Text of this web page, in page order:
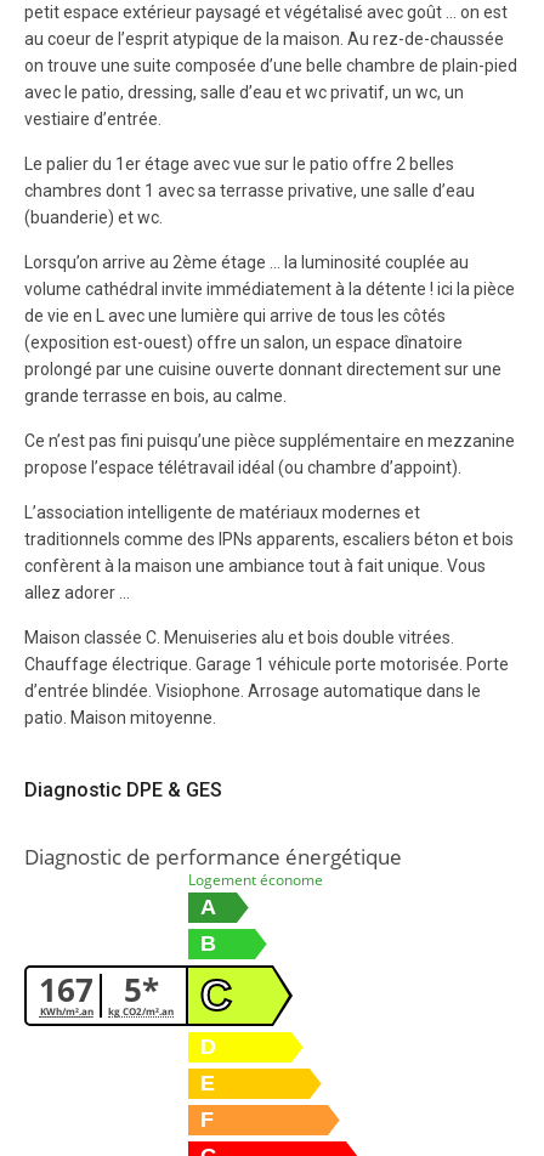
petit espace extérieur paysagé et végétalisé avec goût … on est
au coeur de l’esprit atypique de la maison. Au rez-de-chaussée
on trouve une suite composée d’une belle chambre de plain-pied
avec le patio, dressing, salle d’eau et wc privatif, un wc, un
vestiaire d’entrée.
Le palier du 1er étage avec vue sur le patio offre 2 belles
chambres dont 1 avec sa terrasse privative, une salle d’eau
(buanderie) et wc.
Lorsqu’on arrive au 2ème étage … la luminosité couplée au
volume cathédral invite immédiatement à la détente ! ici la pièce
de vie en L avec une lumière qui arrive de tous les côtés
(exposition est-ouest) offre un salon, un espace dînatoire
prolongé par une cuisine ouverte donnant directement sur une
grande terrasse en bois, au calme.
Ce n’est pas fini puisqu’une pièce supplémentaire en mezzanine
propose l’espace télétravail idéal (ou chambre d’appoint).
L’association intelligente de matériaux modernes et
traditionnels comme des IPNs apparents, escaliers béton et bois
confèrent à la maison une ambiance tout à fait unique. Vous
allez adorer …
Maison classée C. Menuiseries alu et bois double vitrées.
Chauffage électrique. Garage 1 véhicule porte motorisée. Porte
d’entrée blindée. Visiophone. Arrosage automatique dans le
patio. Maison mitoyenne.
Diagnostic DPE & GES
Diagnostic de performance énergétique
167
KWh/m².an 5*
kg CO2/m².an
Logement économe
A
B
C
D
E
F